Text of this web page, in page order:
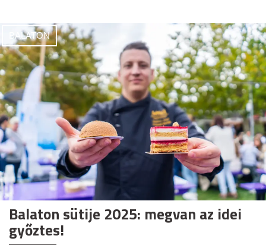
BALATON
Balaton sütije 2025: megvan az idei
győztes!